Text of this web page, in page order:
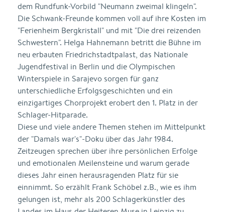
dem Rundfunk-Vorbild "Neumann zweimal klingeln".
Die Schwank-Freunde kommen voll auf ihre Kosten im
"Ferienheim Bergkristall" und mit "Die drei reizenden
Schwestern". Helga Hahnemann betritt die Bühne im
neu erbauten Friedrichstadtpalast, das Nationale
Jugendfestival in Berlin und die Olympischen
Winterspiele in Sarajevo sorgen für ganz
unterschiedliche Erfolgsgeschichten und ein
einzigartiges Chorprojekt erobert den 1. Platz in der
Schlager-Hitparade.
Diese und viele andere Themen stehen im Mittelpunkt
der "Damals war's"-Doku über das Jahr 1984.
Zeitzeugen sprechen über ihre persönlichen Erfolge
und emotionalen Meilensteine und warum gerade
dieses Jahr einen herausragenden Platz für sie
einnimmt. So erzählt Frank Schöbel z.B., wie es ihm
gelungen ist, mehr als 200 Schlagerkünstler des